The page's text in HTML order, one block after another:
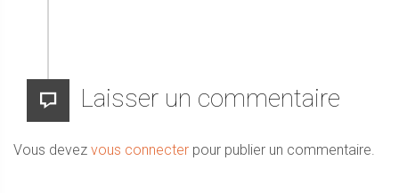
Laisser un commentaire
Vous devez vous connecter pour publier un commentaire.